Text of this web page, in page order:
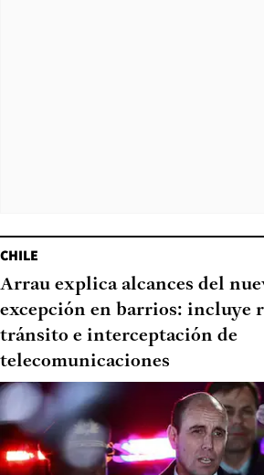
CHILE
Arrau explica alcances del
excepción en barrios: incluye
tránsito e interceptación de
telecomunicaciones